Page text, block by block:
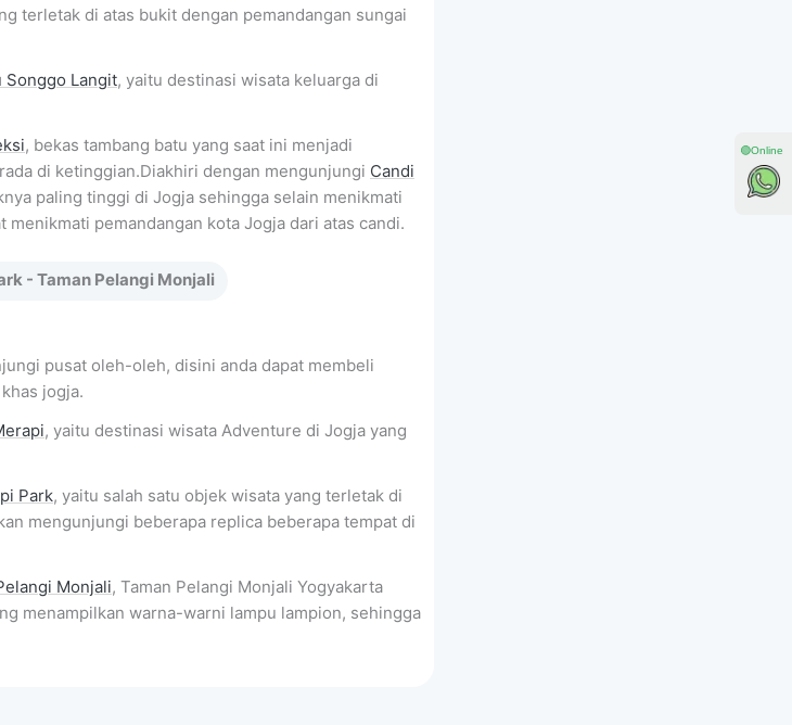
terletak di atas bukit dengan pemandangan sungai
Songgo Langit, yaitu destinasi wisata keluarga di
, bekas tambang batu yang saat ini menjadi
di ketinggian.Diakhiri dengan mengunjungi Candi
paling tinggi di Jogja sehingga selain menikmati
menikmati pemandangan kota Jogja dari atas candi.
- Taman Pelangi Monjali
pusat oleh-oleh, disini anda dapat membeli
jogja.
, yaitu destinasi wisata Adventure di Jogja yang
Park, yaitu salah satu objek wisata yang terletak di
mengunjungi beberapa replica beberapa tempat di
Monjali, Taman Pelangi Monjali Yogyakarta
menampilkan warna-warni lampu lampion, sehingga
🟢Online